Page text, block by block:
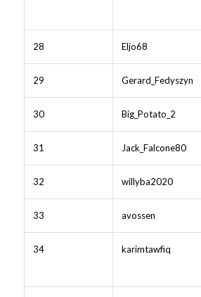
28 Eljo68
29 Gerard_Fedyszyn
30 Big_Potato_2
31 Jack_Falcone80
32 willyba2020
33 avossen
34 karimtawfiq